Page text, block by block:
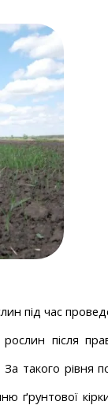
під час
після
такого рівня
ґрунтової
індивідуальної